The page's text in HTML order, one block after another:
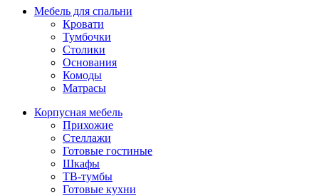
Мебель для спальни
Кровати
Тумбочки
Столики
Основания
Комоды
Матрасы
Корпусная мебель
Прихожие
Стеллажи
Готовые гостиные
Шкафы
ТВ-тумбы
Готовые кухни